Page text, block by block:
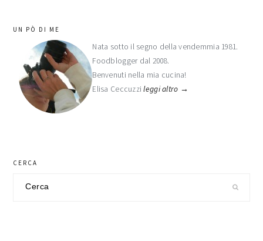
barra
laterale
primaria
UN PÒ DI ME
Nata sotto il segno della vendemmia 1981.
Foodblogger dal 2008.
Benvenuti nella mia cucina!
Elisa Ceccuzzileggi altro →
CERCA